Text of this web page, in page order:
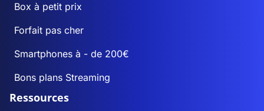
Box à petit prix
Forfait pas cher
Smartphones à - de 200€
Bons plans Streaming
Ressources